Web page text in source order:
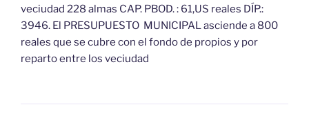
veciudad 228 almas CAP. PBOD. : 61,US reales DÍP.:
3946. El PRESUPUESTO MUNICIPAL asciende a 800
reales que se cubre con el fondo de propios y por
reparto entre los veciudad